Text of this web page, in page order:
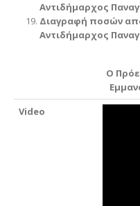
Αντιδήμαρχος
Διαγραφή ποσών
Αντιδήμαρχος
Ο
Video